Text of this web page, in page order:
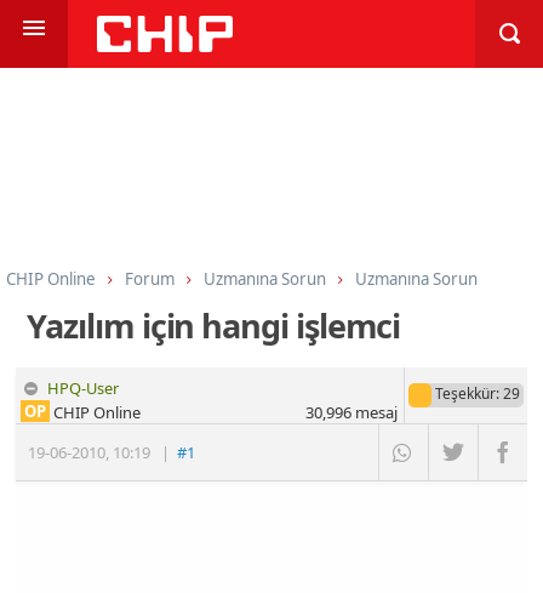
CHIP Online Forum Uzmanına Sorun Uzmanına Sorun
Yazılım için hangi işlemci
HPQ-User
19-06-2010, 10:19 |#1
OP CHIP Online
Teşekkür: 29
30,996mesaj